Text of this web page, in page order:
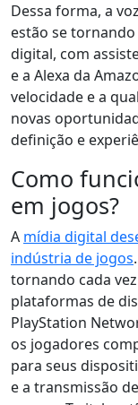
Dessa forma, a
estão se
digital, com
e a Alexa da
velocidade e a
novas
definição e
Como
em jogos?
A mídia digital
indústria de jogos
tornando cada
plataformas de
PlayStation
os jogadores
para seus
e a transmissão